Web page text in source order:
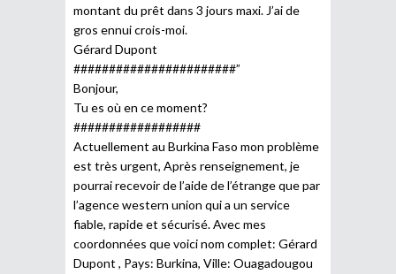
montant du prêt dans 3 jours maxi. J’ai de
gros ennui crois-moi.
Gérard Dupont
#######################”
Bonjour,
Tu es où en ce moment?
##################
Actuellement au Burkina Faso mon problème
est très urgent, Après renseignement, je
pourrai recevoir de l’aide de l’étrange que par
l’agence western union qui a un service
fiable, rapide et sécurisé. Avec mes
coordonnées que voici nom complet: Gérard
Dupont , Pays: Burkina, Ville: Ouagadougou